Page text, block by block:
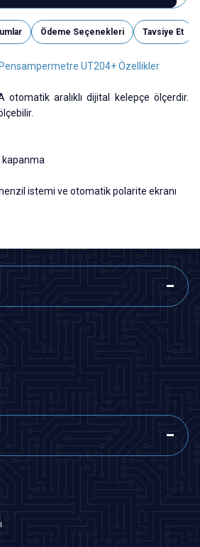
Ödeme Seçenekleri Tavsiye Et
UT204+ Özellikler
otomatik aralıklı dijital kelepçe ölçerdir.
menzil istemi ve otomatik polarite ekranı